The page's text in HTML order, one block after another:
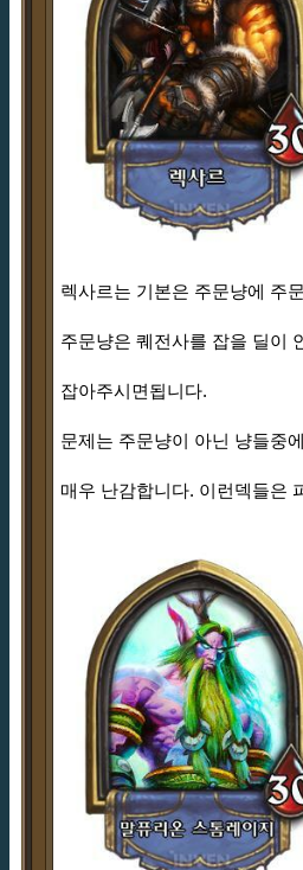
렉사르는 기본은 주문냥에 주
주문냥은 퀘전사를 잡을 딜이
잡아주시면됩니다.
문제는 주문냥이 아닌 냥들중
매우 난감합니다. 이런덱들은